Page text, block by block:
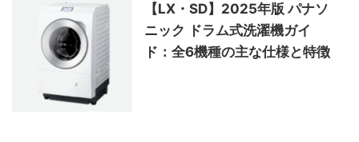
【LX・SD】2025年版 パナソ
ニック ドラム式洗濯機ガイ
ド：全6機種の主な仕様と特徴